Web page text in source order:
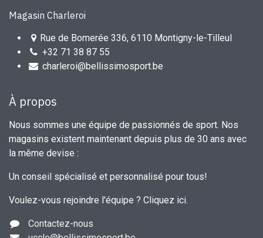
Magasin Charleroi
Rue de Bomerée 336, 6110 Montigny-le-Tilleul
+32 71 38 87 55
charleroi@bellissimosport.be
À propos
Nous sommes une équipe de passionnés de sport. Nos
magasins existent maintenant depuis plus de 30 ans avec
la même devise :
Un conseil spécialisé et personnalisé pour tous!
Voulez-vous rejoindre l'équipe ? Cliquez ici.
Contactez-nous